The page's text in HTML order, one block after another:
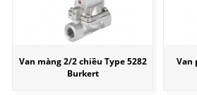
Van màng 2/2 chiều Type 5282
Burkert
Van